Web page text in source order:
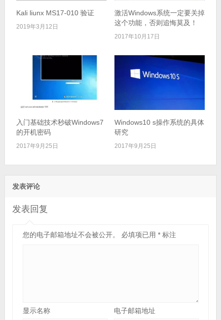
Kali liunx MS17-010 验证
2019年3月12日
激活Windows系统一定要关掉
这个功能，否则追悔莫及！
2017年10月17日
入门基础技术秒破Windows7
的开机密码
2017年9月25日
Windows10 s操作系统的具体
研究
2017年9月25日
发表评论
发表回复
您的电子邮箱地址不会被公开。 必填项已用 *标注
显示名称 电子邮箱地址